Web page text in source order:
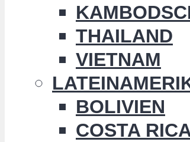
THAILAND
VIETNAM
BOLIVIEN
COSTA